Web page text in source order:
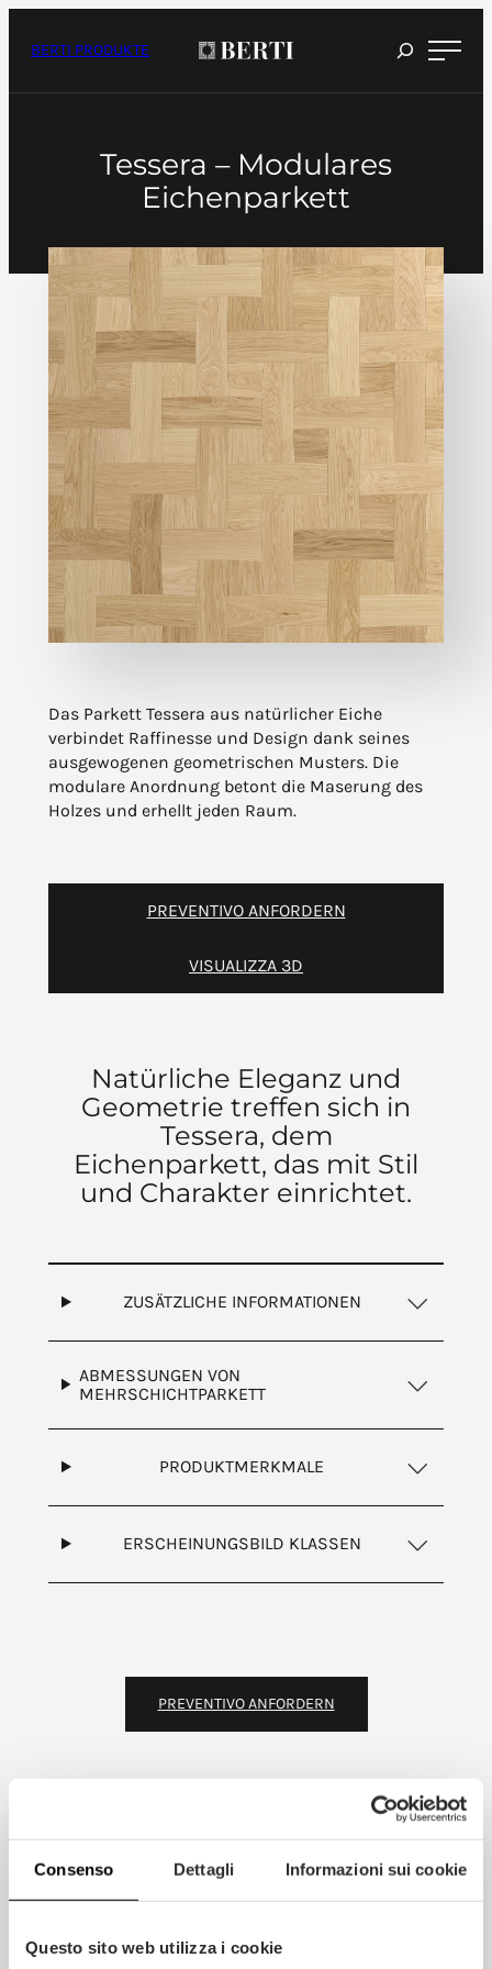
Consenso Dettagli Informazioni sui cookie
Questo sito web utilizza i cookie
Inhalt
BERTI PRODUKTE
Tessera – Modulares
Eichenparkett
Das Parkett Tessera aus natürlicher Eiche
verbindet Raffinesse und Design dank seines
ausgewogenen geometrischen Musters. Die
modulare Anordnung betont die Maserung des
Holzes und erhellt jeden Raum.
PREVENTIVO ANFORDERN
VISUALIZZA 3D
Natürliche Eleganz und
Geometrie treffen sich in
Tessera, dem
Eichenparkett, das mit Stil
und Charakter einrichtet.
ZUSÄTZLICHE INFORMATIONEN
ABMESSUNGEN VON
MEHRSCHICHTPARKETT
PRODUKTMERKMALE
ERSCHEINUNGSBILD KLASSEN
PREVENTIVO ANFORDERN